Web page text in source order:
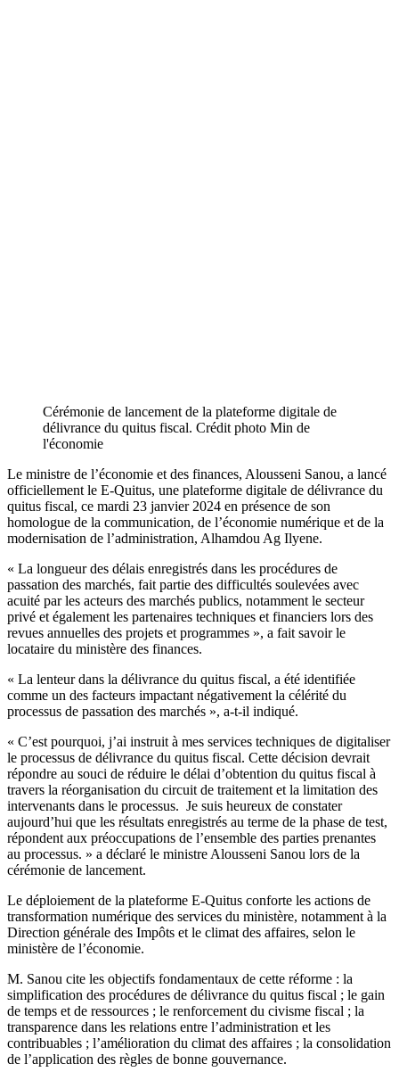
Cérémonie de lancement de la plateforme digitale de
délivrance du quitus fiscal. Crédit photo Min de
l'économie
Le ministre de l’économie et des finances, Alousseni Sanou, a lancé
officiellement le E-Quitus, une plateforme digitale de délivrance du
quitus fiscal, ce mardi 23 janvier 2024 en présence de son
homologue de la communication, de l’économie numérique et de la
modernisation de l’administration, Alhamdou Ag Ilyene.
« La longueur des délais enregistrés dans les procédures de
passation des marchés, fait partie des difficultés soulevées avec
acuité par les acteurs des marchés publics, notamment le secteur
privé et également les partenaires techniques et financiers lors des
revues annuelles des projets et programmes », a fait savoir le
locataire du ministère des finances.
« La lenteur dans la délivrance du quitus fiscal, a été identifiée
comme un des facteurs impactant négativement la célérité du
processus de passation des marchés », a-t-il indiqué.
« C’est pourquoi, j’ai instruit à mes services techniques de digitaliser
le processus de délivrance du quitus fiscal. Cette décision devrait
répondre au souci de réduire le délai d’obtention du quitus fiscal à
travers la réorganisation du circuit de traitement et la limitation des
intervenants dans le processus. Je suis heureux de constater
aujourd’hui que les résultats enregistrés au terme de la phase de test,
répondent aux préoccupations de l’ensemble des parties prenantes
au processus. » a déclaré le ministre Alousseni Sanou lors de la
cérémonie de lancement.
Le déploiement de la plateforme E-Quitus conforte les actions de
transformation numérique des services du ministère, notamment à la
Direction générale des Impôts et le climat des affaires, selon le
ministère de l’économie.
M. Sanou cite les objectifs fondamentaux de cette réforme : la
simplification des procédures de délivrance du quitus fiscal ; le gain
de temps et de ressources ; le renforcement du civisme fiscal ; la
transparence dans les relations entre l’administration et les
contribuables ; l’amélioration du climat des affaires ; la consolidation
de l’application des règles de bonne gouvernance.